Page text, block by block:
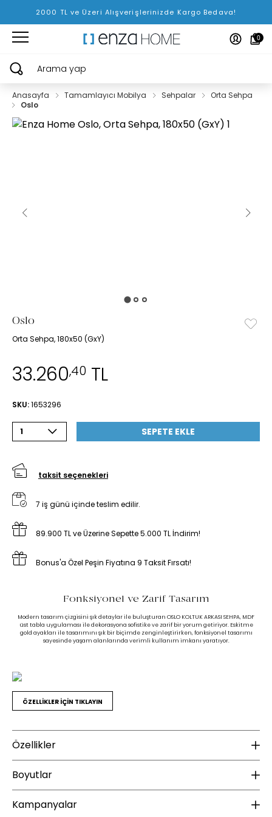
2000 TL ve Üzeri Alışverişlerinizde Kargo Bedava!
0
Arama yap
Anasayfa Tamamlayıcı Mobilya Sehpalar
Orta Sehpa
Oslo
Oslo
Orta Sehpa, 180x50 (GxY)
33.260,40 TL
SKU:1653296
1 SEPETE EKLE
taksit seçenekleri
7 iş günü içinde teslim edilir.
89.900 TL ve Üzerine Sepette 5.000 TL İndirim!
Bonus'a Özel Peşin Fiyatına 9 Taksit Fırsatı!
Fonksiyonel ve Zarif Tasarım
Modern tasarım çizgisini şık detaylar ile buluşturan OSLO KOLTUK ARKASI SEHPA, MDF
üst tabla uygulaması ile dekorasyona sofistike ve zarif bir yorum getiriyor. Eskitme
gold ayakları ile tasarımını şık bir biçimde zenginleştirirken, fonksiyonel tasarımı
sayesinde yaşam alanlarında verimli kullanım imkanı yaratıyor.
ÖZELLİKLER İÇİN TIKLAYIN
Özellikler
Üst Tabla Malzeme Bilgisi : MDF
Ayak Malzemesi :
Boyutlar
Yükseklik (mm) :
Kampanyalar